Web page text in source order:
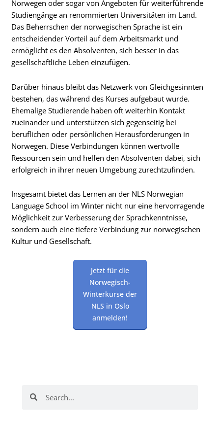
Norwegen oder sogar von Angeboten für weiterführende
Studiengänge an renommierten Universitäten im Land.
Das Beherrschen der norwegischen Sprache ist ein
entscheidender Vorteil auf dem Arbeitsmarkt und
ermöglicht es den Absolventen, sich besser in das
gesellschaftliche Leben einzufügen.
Darüber hinaus bleibt das Netzwerk von Gleichgesinnten
bestehen, das während des Kurses aufgebaut wurde.
Ehemalige Studierende haben oft weiterhin Kontakt
zueinander und unterstützen sich gegenseitig bei
beruflichen oder persönlichen Herausforderungen in
Norwegen. Diese Verbindungen können wertvolle
Ressourcen sein und helfen den Absolventen dabei, sich
erfolgreich in ihrer neuen Umgebung zurechtzufinden.
Insgesamt bietet das Lernen an der NLS Norwegian
Language School im Winter nicht nur eine hervorragende
Möglichkeit zur Verbesserung der Sprachkenntnisse,
sondern auch eine tiefere Verbindung zur norwegischen
Kultur und Gesellschaft.
Jetzt für die
Norwegisch-
Winterkurse der
NLS in Oslo
anmelden!